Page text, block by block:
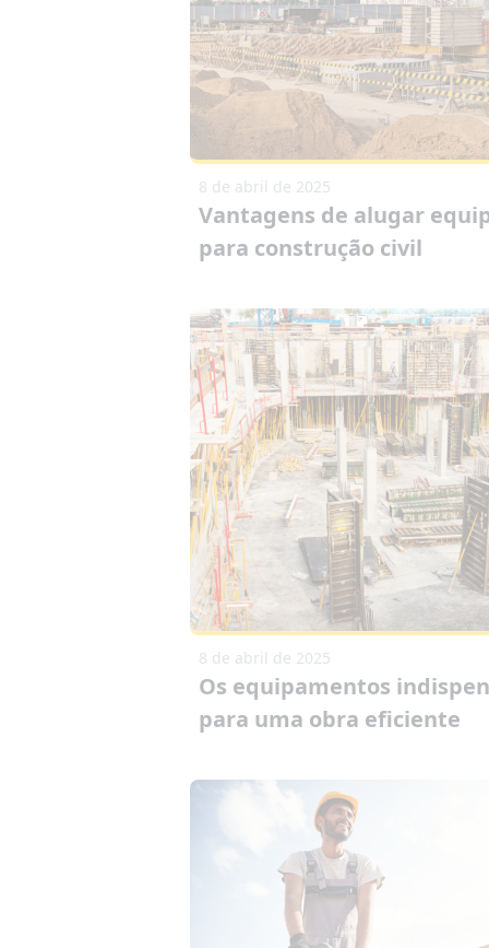
8 de abril de 2025
Vantagens de alugar
para construção civil
8 de abril de 2025
Os equipamentos
para uma obra eficiente